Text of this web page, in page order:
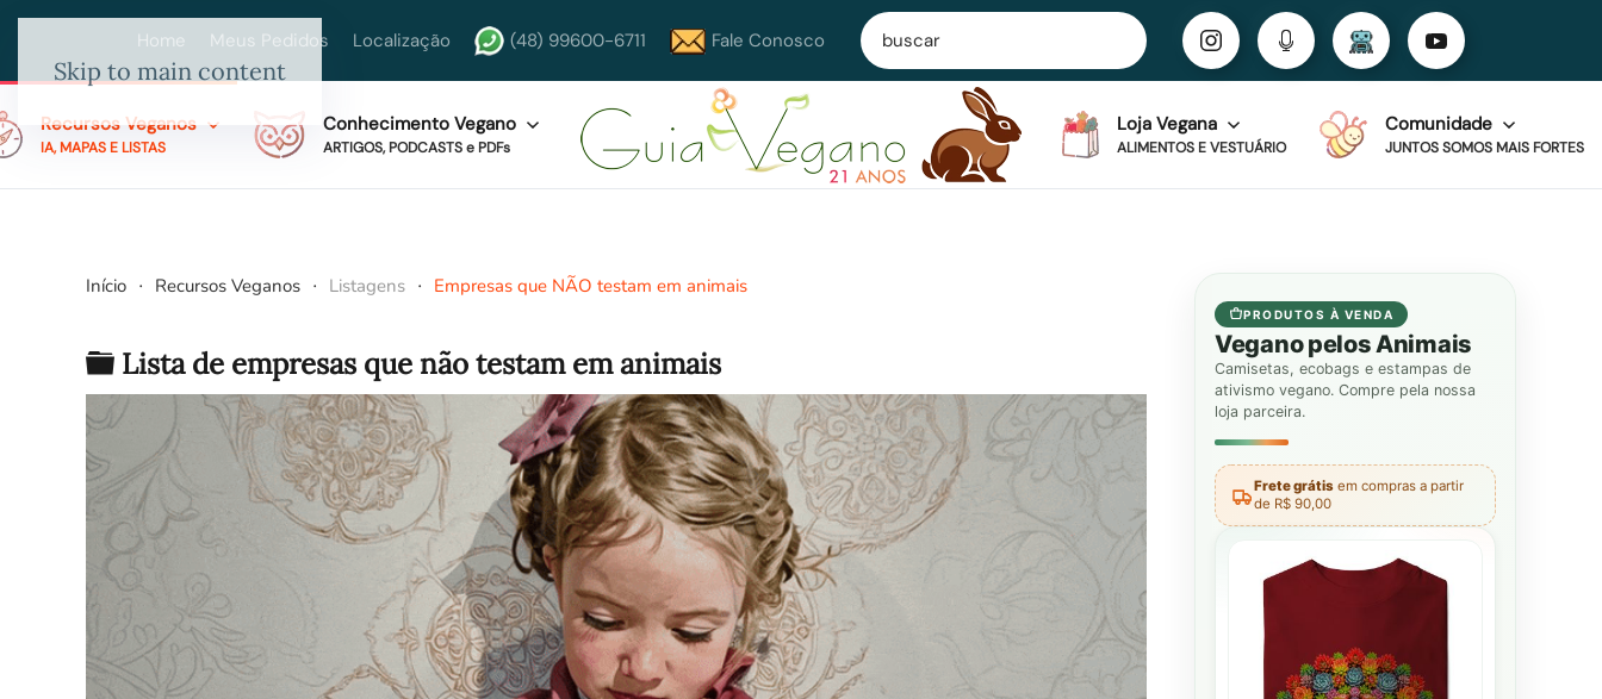
Skip to main content
Home Meus Pedidos Localização (48) 99600-6711 Fale Conosco
Recursos Veganos
IA, MAPAS E LISTAS
Conhecimento Vegano
ARTIGOS, PODCASTS e PDFs
Loja Vegana
ALIMENTOS E VESTUÁRIO
Comunidade
JUNTOS SOMOS MAIS FORTES
Início Recursos Veganos Listagens Empresas que NÃO testam em animais
Pasta
Lista de empresas que não testam em animais
PRODUTOS À VENDA
Vegano pelos Animais
Camisetas, ecobags e estampas de
ativismo vegano. Compre pela nossa
loja parceira.
Frete grátis em compras a partir
de R$ 90,00